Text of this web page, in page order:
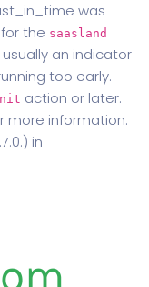
was
the saasland
an indicator
too early.
action or later.
more information.
in